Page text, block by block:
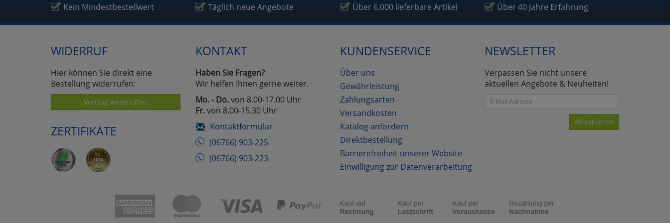
Kein Mindestbestellwert Täglich neue Angebote Über 6.000 lieferbare Artikel Über 40 Jahre Erfahrung
WIDERRUF
Hier können Sie direkt eine
Bestellung widerrufen:
Vertrag widerrufen
ZERTIFIKATE
KONTAKT
Haben Sie Fragen?
Wir helfen Ihnen gerne weiter.
Mo. - Do.von 8.00-17.00 Uhr
Fr.von 8.00-15.30 Uhr
Kontaktformular
(06766) 903-225
(06766) 903-223
KUNDENSERVICE
Über uns
Gewährleistung
Zahlungsarten
Versandkosten
Katalog anfordern
Direktbestellung
Barrierefreiheit unserer Website
Einwilligung zur Datenverarbeitung
NEWSLETTER
Verpassen Sie nicht unsere
aktuellen Angebote & Neuheiten!
Abonnieren
Umfragetools